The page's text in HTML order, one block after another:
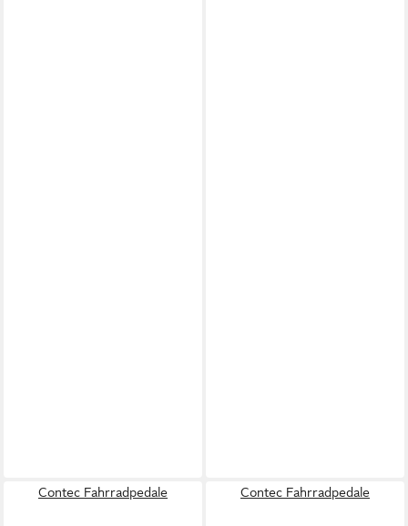
Contec Fahrradpedale Contec Fahrradpedale